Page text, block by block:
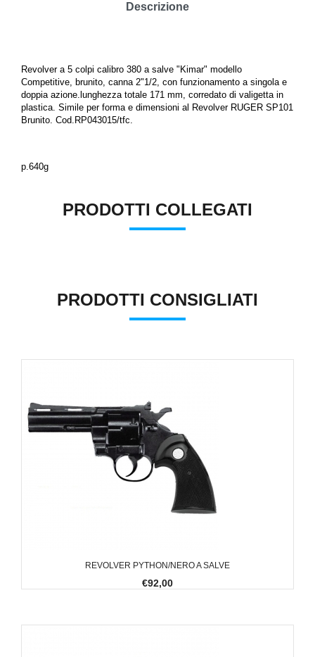
Descrizione
Revolver a 5 colpi calibro 380 a salve "Kimar" modello
Competitive, brunito, canna 2"1/2, con funzionamento a singola e
doppia azione.lunghezza totale 171 mm, corredato di valigetta in
plastica. Simile per forma e dimensioni al Revolver RUGER SP101
Brunito. Cod.RP043015/tfc.
p.640g
PRODOTTI COLLEGATI
PRODOTTI CONSIGLIATI
REVOLVER PYTHON/NERO A SALVE
€92,00